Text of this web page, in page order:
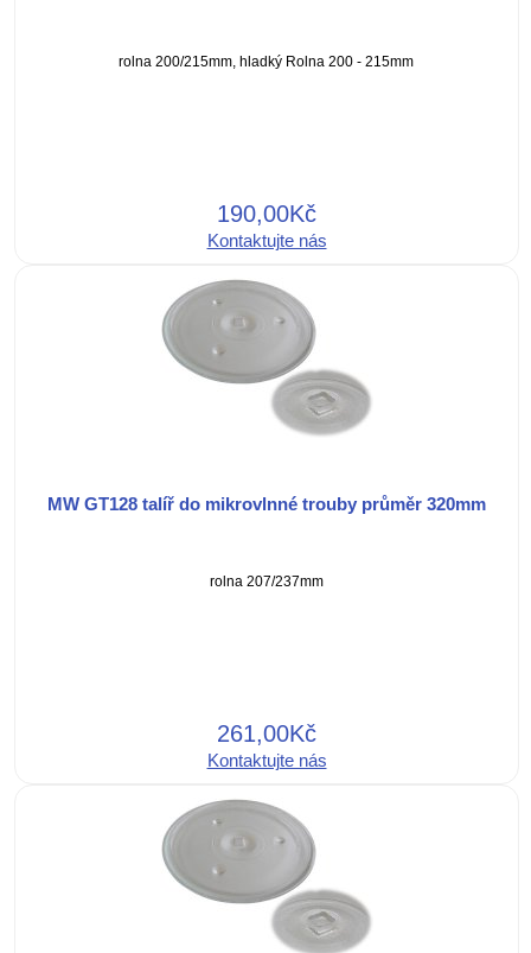
rolna 200/215mm, hladký Rolna 200 - 215mm
190,00Kč
Kontaktujte nás
MW GT128 talíř do mikrovlnné trouby průměr 320mm
rolna 207/237mm
261,00Kč
Kontaktujte nás